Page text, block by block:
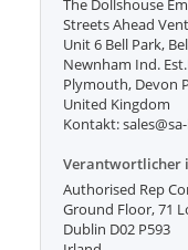
The Dollshouse
Streets Ahead
Unit 6 Bell Park,
Newnham Ind.
Plymouth, Devon
United Kingdom
Kontakt:
Verantwortlicher
Authorised Rep
Ground Floor, 71
Dublin D02 P593